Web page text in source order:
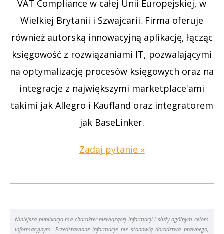
VAT Compliance w całej Unii Europejskiej, w
Wielkiej Brytanii i Szwajcarii. Firma oferuje
również autorską innowacyjną aplikację, łącząc
księgowość z rozwiązaniami IT, pozwalającymi
na optymalizację procesów księgowych oraz na
integracje z największymi marketplace'ami
takimi jak Allegro i Kaufland oraz integratorem
jak BaseLinker.
Zadaj pytanie »
Niniejsza publikacja ma charakter niewiążącej informacji i służy ogólnym celom
informacyjnym. Przedstawione informacje nie stanowią doradztwa prawnego,